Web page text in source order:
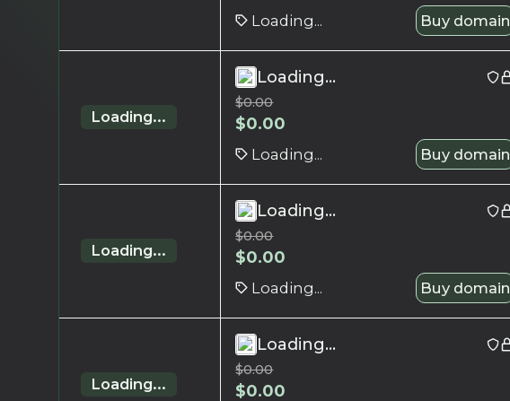
Loading... Buy domain
Loading...
Loading...
$0.00
$0.00
Loading... Buy domain
Loading...
Loading...
$0.00
$0.00
Loading... Buy domain
Loading...
Loading...
$0.00
$0.00